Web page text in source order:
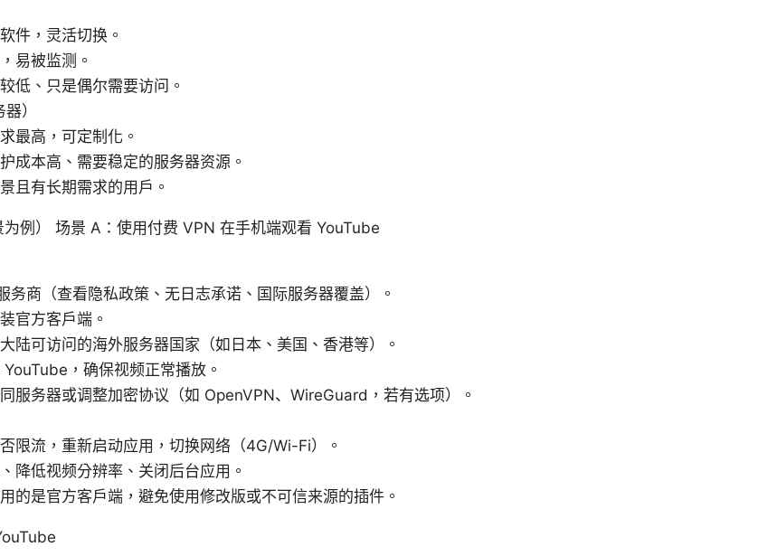
件，灵活切换。
易被监测。
低、只是偶尔需要访问。
）
最高，可定制化。
成本高、需要稳定的服务器资源。
且有长期需求的用户。
例） 场景 A：使用付费 VPN 在手机端观看 YouTube
务商（查看隐私政策、无日志承诺、国际服务器覆盖）。
官方客户端。
陆可访问的海外服务器国家（如日本、美国、香港等）。
，确保视频正常播放。
服务器或调整加密协议（如 OpenVPN、WireGuard，若有选项）。
限流，重新启动应用，切换网络（4G/Wi-Fi）。
降低视频分辨率、关闭后台应用。
的是官方客户端，避免使用修改版或不可信来源的插件。